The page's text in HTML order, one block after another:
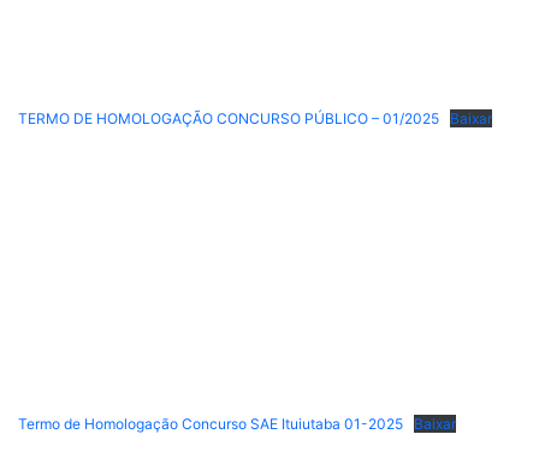
TERMO DE HOMOLOGAÇÃO CONCURSO PÚBLICO – 01/2025 Baixar
Termo de Homologação Concurso SAE Ituiutaba 01-2025 Baixar